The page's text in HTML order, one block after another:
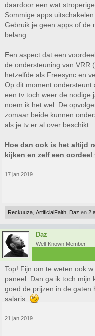
daardoor een wat
Sommige apps
Gebruik je geen apps of de
belang.
Een aspect dat een
de ondersteuning van VRR
hetzelfde als Freesync en
Op dit moment
een tv toch weer de nodige
noem ik het wel. De
zomaar beide kunnen
als je tv er al over beschikt.
Hoe dan ook is het altijd
kijken en zelf een oordeel
17 jan 2019
Reckuuza ArtificialFaith Daz en 2
Daz
Well-Known Member
Top! Fijn om te weten ook
paneel. Dan ga ik toch mijn
goed de prijzen in de gaten
salaris.
21 jan 2019